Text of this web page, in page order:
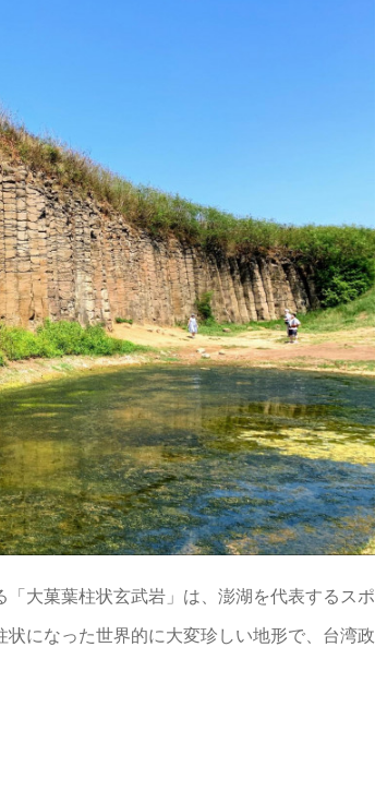
大菓葉柱状玄武岩」は、澎湖を代表するスポ
になった世界的に大変珍しい地形で、台湾政